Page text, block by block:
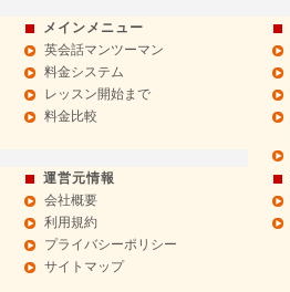
メインメニュー
英会話マンツーマン
料金システム
レッスン開始まで
料金比較
運営元情報
会社概要
利用規約
プライバシーポリシー
サイトマップ